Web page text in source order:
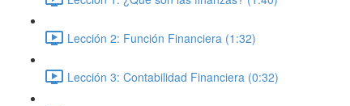
Lección 2: Función Financiera (1:32)
Lección 3: Contabilidad Financiera (0:32)